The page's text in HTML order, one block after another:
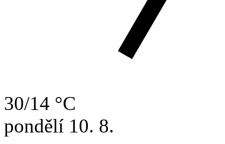
30/14 °C
pondělí 10. 8.